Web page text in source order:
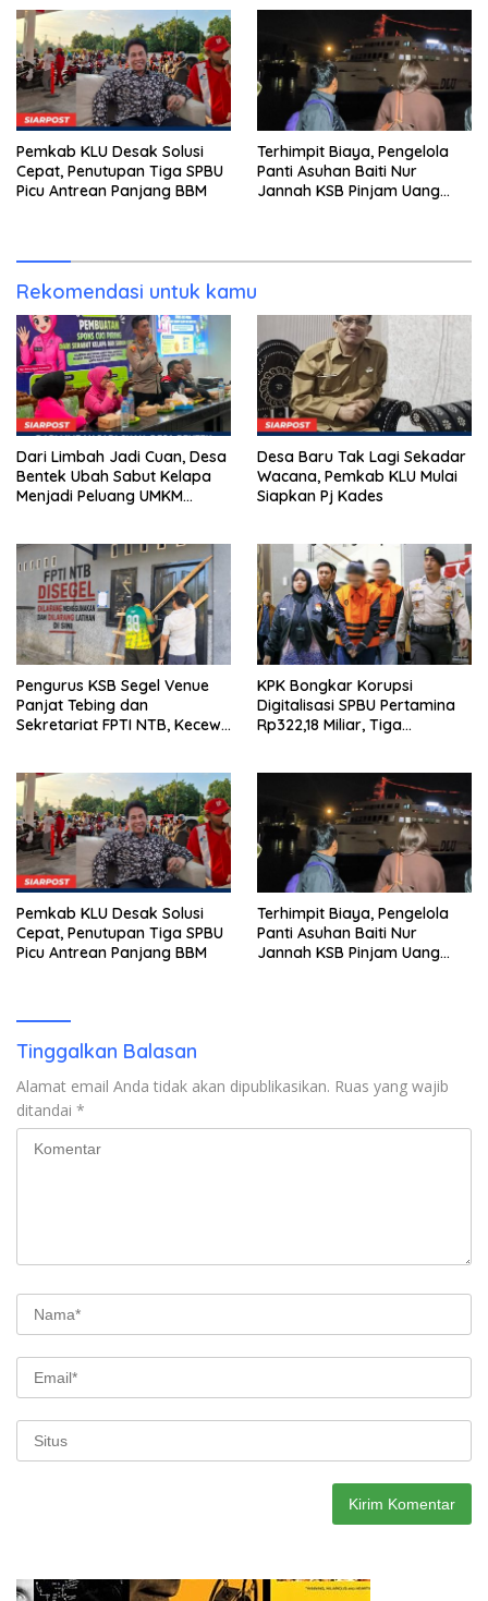
Pemkab KLU Desak Solusi
Cepat, Penutupan Tiga SPBU
Picu Antrean Panjang BBM
Terhimpit Biaya, Pengelola
Panti Asuhan Baiti Nur
Jannah KSB Pinjam Uang
Rekomendasi untuk kamu
Dari Limbah Jadi Cuan, Desa
Bentek Ubah Sabut Kelapa
Menjadi Peluang UMKM
Desa Baru Tak Lagi Sekadar
Wacana, Pemkab KLU Mulai
Siapkan Pj Kades
Pengurus KSB Segel Venue
Panjat Tebing dan
Sekretariat FPTI NTB, Kecewa
KPK Bongkar Korupsi
Digitalisasi SPBU Pertamina
Rp322,18 Miliar, Tiga
Pemkab KLU Desak Solusi
Cepat, Penutupan Tiga SPBU
Picu Antrean Panjang BBM
Terhimpit Biaya, Pengelola
Panti Asuhan Baiti Nur
Jannah KSB Pinjam Uang
Tinggalkan Balasan
Alamat email Anda tidak akan dipublikasikan. Ruas yang wajib
ditandai *